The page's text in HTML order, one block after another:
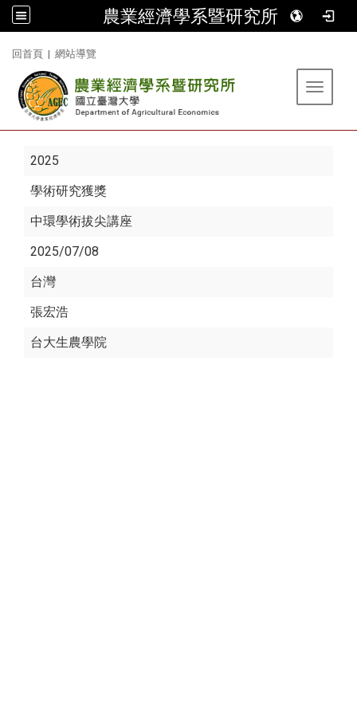
農業經濟學系暨研究所
回首頁 | 網站導覽
Toggle
2025
學術研究獲獎
中環學術拔尖講座
2025/07/08
台灣
張宏浩
台大生農學院